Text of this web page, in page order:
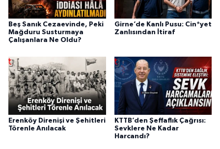
Beş Sanık Cezaevinde, Peki
Mağduru Susturmaya
Çalışanlara Ne Oldu?
Girne’de Kanlı Pusu: Cin*yet
Zanlısından İtiraf
Erenköy Direnişi ve Şehitleri
Törenle Anılacak
KTTB’den Şeffaflık Çağrısı:
Sevklere Ne Kadar
Harcandı?